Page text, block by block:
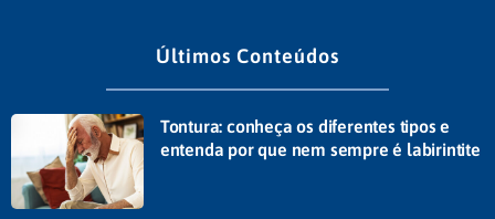
Últimos Conteúdos
Tontura: conheça os diferentes tipos e
entenda por que nem sempre é labirintite